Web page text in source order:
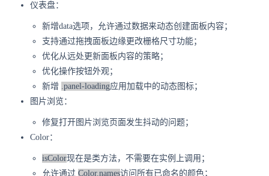
仪表盘：
新增data选项，允许通过数据来动态创建面板内容；
支持通过拖拽面板边缘更改栅格尺寸功能；
优化从远处更新面板内容的策略；
优化操作按钮外观；
新增 .panel-loading应用加载中的动态图标；
图片浏览：
修复打开图片浏览页面发生抖动的问题；
Color：
isColor现在是类方法，不需要在实例上调用；
允许通过 Color.names访问所有已命名的颜色；